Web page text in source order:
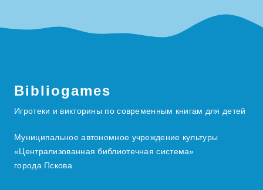
Bibliogames
Игротеки и викторины по современным книгам для детей
Муниципальное автономное учреждение культуры
«Централизованная библиотечная система»
города Пскова